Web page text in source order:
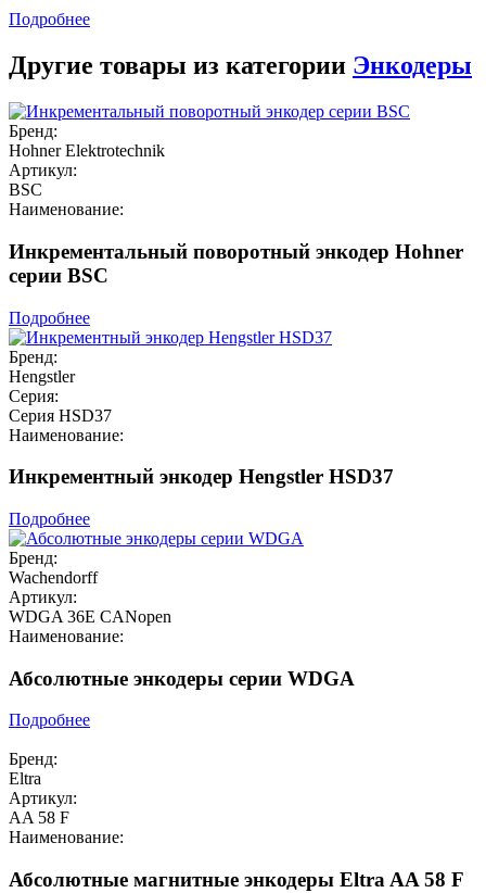
Подробнее
Другие товары из категории Энкодеры
Бренд:
Hohner Elektrotechnik
Артикул:
BSC
Наименование:
Инкрементальный поворотный энкодер Hohner
серии BSC
Подробнее
Бренд:
Hengstler
Серия:
Серия HSD37
Наименование:
Инкрементный энкодер Hengstler HSD37
Подробнее
Бренд:
Wachendorff
Артикул:
WDGA 36E CANopen
Наименование:
Абсолютные энкодеры серии WDGA
Подробнее
Бренд:
Eltra
Артикул:
AA 58 F
Наименование:
Абсолютные магнитные энкодеры Eltra AA 58 F